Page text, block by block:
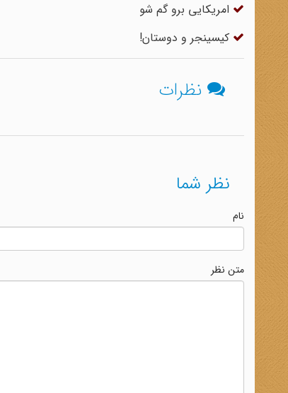
امریکایی برو گم شو
کیسینجر و دوستان!
نظرات
نظر شما
نام
متن نظر